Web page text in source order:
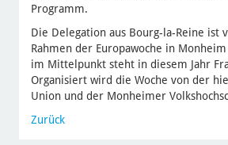
Programm.
Die Delegation aus Bourg-la-Reine ist
Rahmen der Europawoche in
im Mittelpunkt steht in diesem Jahr
Organisiert wird die Woche von der
Union und der Monheimer
Zurück